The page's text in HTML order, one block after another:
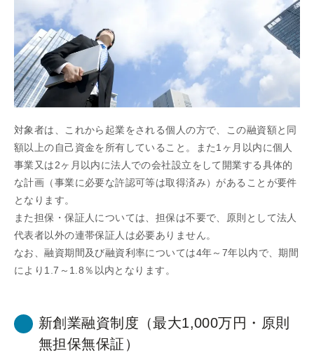
対象者は、これから起業をされる個人の方で、この融資額と同
額以上の自己資金を所有していること。また1ヶ月以内に個人
事業又は2ヶ月以内に法人での会社設立をして開業する具体的
な計画（事業に必要な許認可等は取得済み）があることが要件
となります。
また担保・保証人については、担保は不要で、原則として法人
代表者以外の連帯保証人は必要ありません。
なお、融資期間及び融資利率については4年～7年以内で、期間
により1.7～1.8％以内となります。
新創業融資制度（最大1,000万円・原則
無担保無保証）